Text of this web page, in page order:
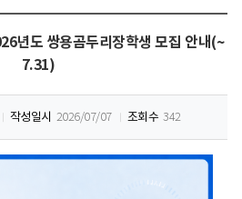
년도 쌍용곰두리장학생 모집 안내(~
7.31)
작성일시 2026/07/07 조회수 342